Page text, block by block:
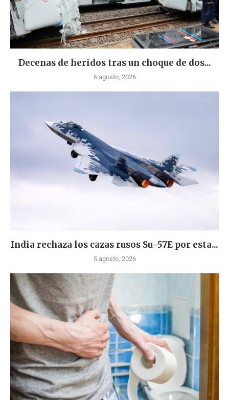
Decenas de heridos tras un choque de dos...
6 agosto, 2026
India rechaza los cazas rusos Su-57E por esta...
5 agosto, 2026